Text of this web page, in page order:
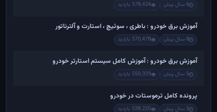
6 سال پیش 578,424 بازدید
آموزش برق خودرو : باطری ، سوئیچ ، استارت و آلترناتور
8 سال پیش 570,478 بازدید
آموزش برق خودرو : آموزش کامل سیستم استارتر خودرو
5 سال پیش 550,329 بازدید
پرونده کامل ترموستات در خودرو
5 سال پیش 538,220 بازدید